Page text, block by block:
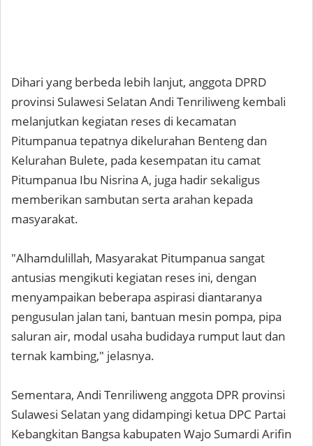
Dihari yang berbeda lebih lanjut, anggota DPRD
provinsi Sulawesi Selatan Andi Tenriliweng kembali
melanjutkan kegiatan reses di kecamatan
Pitumpanua tepatnya dikelurahan Benteng dan
Kelurahan Bulete, pada kesempatan itu camat
Pitumpanua Ibu Nisrina A, juga hadir sekaligus
memberikan sambutan serta arahan kepada
masyarakat.
"Alhamdulillah, Masyarakat Pitumpanua sangat
antusias mengikuti kegiatan reses ini, dengan
menyampaikan beberapa aspirasi diantaranya
pengusulan jalan tani, bantuan mesin pompa, pipa
saluran air, modal usaha budidaya rumput laut dan
ternak kambing," jelasnya.
Sementara, Andi Tenriliweng anggota DPR provinsi
Sulawesi Selatan yang didampingi ketua DPC Partai
Kebangkitan Bangsa kabupaten Wajo Sumardi Arifin